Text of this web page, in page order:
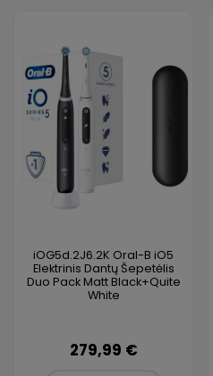
iOG5d.2J6.2K Oral-B iO5
Elektrinis Dantų Šepetėlis
Duo Pack Matt Black+Quite
White
279,99 €